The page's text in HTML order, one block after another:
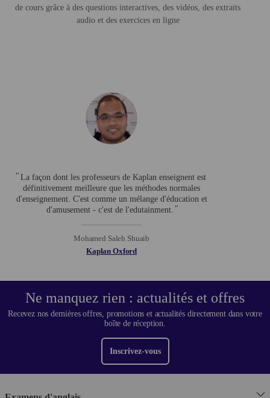
de cours grâce à des questions interactives, des vidéos, des extraits
audio et des exercices en ligne
La façon dont les professeurs de Kaplan enseignent est
définitivement meilleure que les méthodes normales
d'enseignement. C'est comme un mélange d'éducation et
d'amusement - c'est de l'edutainment.
Mohamed Saleh Shuaib
Kaplan Oxford
Ne manquez rien : actualités et offres
Recevez nos dernières offres, promotions et actualités directement dans votre
boîte de réception.
Inscrivez-vous